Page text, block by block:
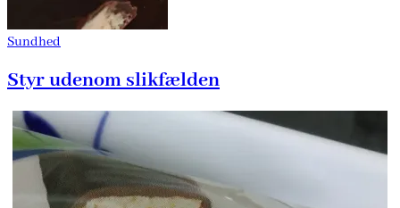
Sundhed
Styr udenom slikfælden